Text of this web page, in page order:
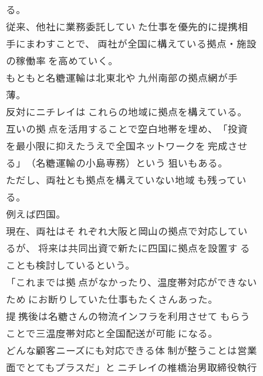
る。
従来、他社に業務委託してい た仕事を優先的に提携相
手にまわすことで、 両社が全国に構えている拠点・施設
の稼働率 を高めていく。
もともと名糖運輸は北東北や 九州南部の拠点網が手
薄。
反対にニチレイは これらの地域に拠点を構えている。
互いの拠 点を活用することで空白地帯を埋め、「投資
を最小限に抑えたうえで全国ネットワークを 完成させ
る」（名糖運輸の小島専務）という 狙いもある。
ただし、両社とも拠点を構えていない地域 も残ってい
る。
例えば四国。
現在、両社はそ れぞれ大阪と岡山の拠点で対応してい
るが、 将来は共同出資で新たに四国に拠点を設置す る
ことも検討しているという。
「これまでは拠 点がなかったり、温度帯対応ができない
ため にお断りしていた仕事もたくさんあった。
提 携後は名糖さんの物流インフラを利用させて もらう
ことで三温度帯対応と全国配送が可能 になる。
どんな顧客ニーズにも対応できる体 制が整うことは営業
面でとてもプラスだ」と ニチレイの椎橋治男取締役執行